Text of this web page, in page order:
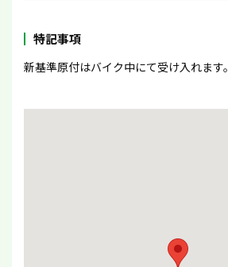
特記事項
新基準原付はバイク中にて受け入れます。